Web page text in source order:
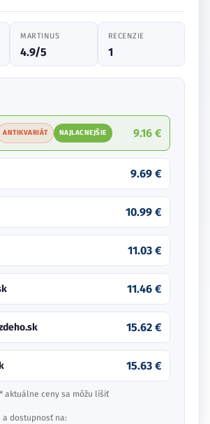
MARTINUS
4.9/5
RECENZIE
1
ANTIKVARIÁT NAJLACNEJŠIE 9.16 €
9.69 €
10.99 €
11.03 €
11.46 €
15.62 €
15.63 €
* aktuálne ceny sa môžu líšiť
a dostupnosť na: